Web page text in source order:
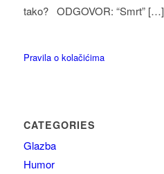
tako? ODGOVOR: “Smrt” […]
Pravila o kolačićima
CATEGORIES
Glazba
Humor